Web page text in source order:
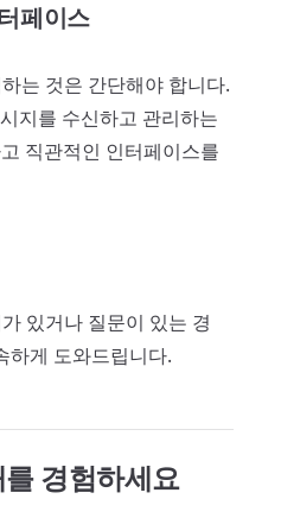
페이스
는 것은 간단해야 합니다.
지를 수신하고 관리하는
직관적인 인터페이스를
있거나 질문이 있는 경
하게 도와드립니다.
경험하세요